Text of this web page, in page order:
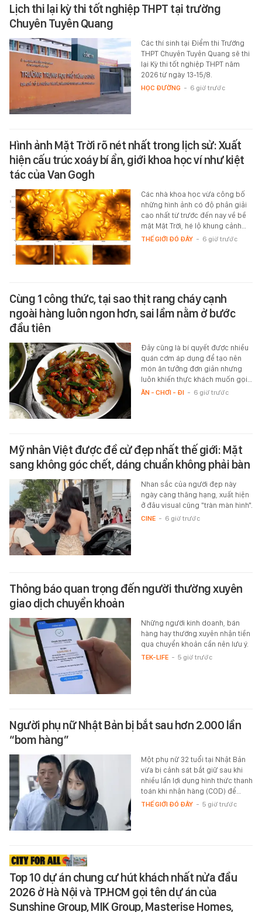
Lịch thi lại kỳ thi tốt nghiệp THPT tại trường
Chuyên Tuyên Quang
Các thí sinh tại Điểm thi Trường
THPT Chuyên Tuyên Quang sẽ thi
lại Kỳ thi tốt nghiệp THPT năm
2026 từ ngày 13-15/8.
HỌC ĐƯỜNG - 6 giờ trước
Hình ảnh Mặt Trời rõ nét nhất trong lịch sử: Xuất
hiện cấu trúc xoáy bí ẩn, giới khoa học ví như kiệt
tác của Van Gogh
Các nhà khoa học vừa công bố
những hình ảnh có độ phân giải
cao nhất từ trước đến nay về bề
mặt Mặt Trời, hé lộ khung cảnh…
THẾ GIỚI ĐÓ ĐÂY - 6 giờ trước
Cùng 1 công thức, tại sao thịt rang cháy cạnh
ngoài hàng luôn ngon hơn, sai lầm nằm ở bước
đầu tiên
Đây cũng là bí quyết được nhiều
quán cơm áp dụng để tạo nên
món ăn tưởng đơn giản nhưng
luôn khiến thực khách muốn gọi…
ĂN - CHƠI - ĐI - 6 giờ trước
Mỹ nhân Việt được đề cử đẹp nhất thế giới: Mặt
sang không góc chết, dáng chuẩn không phải bàn
Nhan sắc của người đẹp này
ngày càng thăng hạng, xuất hiện
ở đâu visual cũng "tràn màn hình".
CINE - 6 giờ trước
Thông báo quan trọng đến người thường xuyên
giao dịch chuyển khoản
Những người kinh doanh, bán
hàng hay thường xuyên nhận tiền
qua chuyển khoản cần nên lưu ý.
TEK-LIFE - 5 giờ trước
Người phụ nữ Nhật Bản bị bắt sau hơn 2.000 lần
“bom hàng”
Một phụ nữ 32 tuổi tại Nhật Bản
vừa bị cảnh sát bắt giữ sau khi
nhiều lần lợi dụng hình thức thanh
toán khi nhận hàng (COD) để…
THẾ GIỚI ĐÓ ĐÂY - 5 giờ trước
Top 10 dự án chung cư hút khách nhất nửa đầu
2026 ở Hà Nội và TP.HCM gọi tên dự án của
Sunshine Group, MIK Group, Masterise Homes,